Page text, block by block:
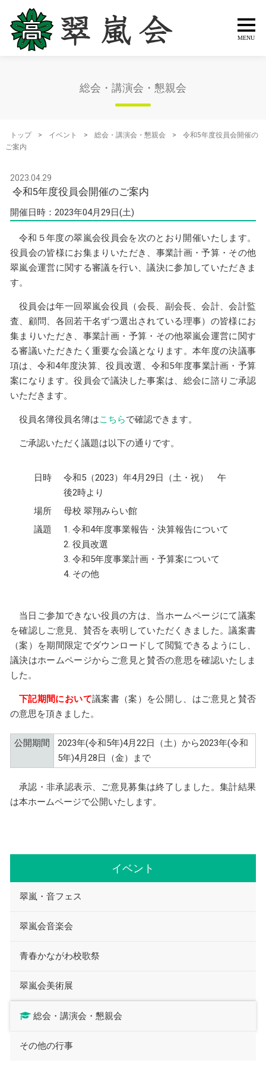
総会・講演会・懇親会
トップ > イベント > 総会・講演会・懇親会 >
令和5年度役員会開催の
ご案内
2023.04.29
令和5年度役員会開催のご案内
開催日時：2023年04月29日(土)
令和５年度の翠嵐会役員会を次のとおり開催いたします。
役員会の皆様にお集まりいただき、事業計画・予算・その他
翠嵐会運営に関する審議を行い、議決に参加していただきま
す。
役員会は年一回翠嵐会役員（会長、副会長、会計、会計監
査、顧問、各回若干名ずつ選出されている理事）の皆様にお
集まりいただき、事業計画・予算・その他翠嵐会運営に関す
る審議いただきたく重要な会議となります。本年度の決議事
項は、令和4年度決算、役員改選、令和5年度事業計画・予算
案になります。役員会で議決した事案は、総会に諮りご承認
いただきます。
役員名簿役員名簿はこちらで確認できます。
ご承認いただく議題は以下の通りです。
日時
令和5（2023）年4月29日（土・祝） 午
後2時より
場所
母校 翠翔みらい館
議題
令和4年度事業報告・決算報告について
役員改選
令和5年度事業計画・予算案について
その他
当日ご参加できない役員の方は、当ホームページにて議案
を確認しご意見、賛否を表明していただくきました。議案書
（案）を期間限定でダウンロードして閲覧できるようにし、
議決はホームページからご意見と賛否の意思を確認いたしま
した。
下記期間において議案書（案）を公開し、はご意見と賛否
の意思を頂きました。
公開期間
2023年(令和5年)4月22日（土）から2023年(令和
5年)4月28日（金）まで
承認・非承認表示、ご意見募集は終了しました。集計結果
は本ホームページで公開いたします。
イベント
翠嵐・音フェス
翠嵐会音楽会
青春かながわ校歌祭
翠嵐会美術展
総会・講演会・懇親会
その他の行事